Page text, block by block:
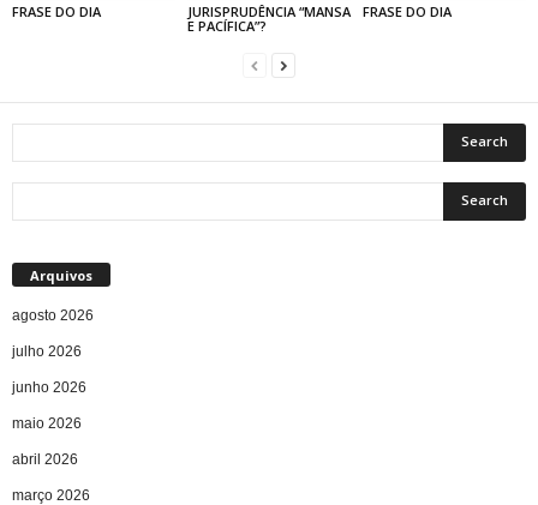
FRASE DO DIA
JURISPRUDÊNCIA “MANSA
E PACÍFICA”?
FRASE DO DIA
Arquivos
agosto 2026
julho 2026
junho 2026
maio 2026
abril 2026
março 2026